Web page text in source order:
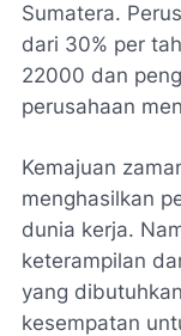
Sumatera.
dari 30% per
22000 dan
perusahaan
Kemajuan
menghasilkan
dunia kerja.
keterampilan
yang
kesempatan